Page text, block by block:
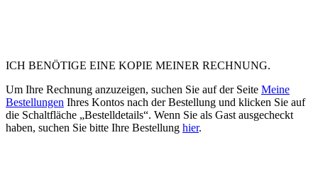
ICH BENÖTIGE EINE KOPIE MEINER RECHNUNG.
Um Ihre Rechnung anzuzeigen, suchen Sie auf der Seite Meine
Bestellungen Ihres Kontos nach der Bestellung und klicken Sie auf
die Schaltfläche „Bestelldetails“. Wenn Sie als Gast ausgecheckt
haben, suchen Sie bitte Ihre Bestellung hier.